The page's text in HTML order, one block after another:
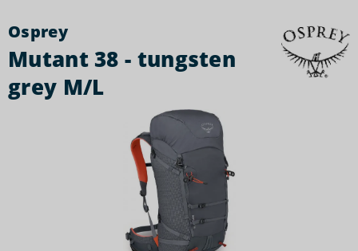
Osprey
Mutant 38 - tungsten
grey M/L